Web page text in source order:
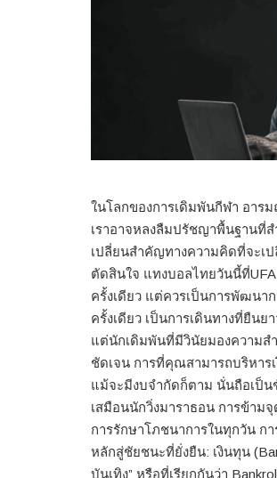
ในโลกของการเดิมพันกีฬา อาร
เราอาจหลงลืมปรัชญาพื้นฐานที่
เปลี่ยนสำคัญทางความคิดที่จะเ
ตัดสินใจ แทงบอลไทยวันนี้ที่
ครั้งเดียว แต่ควรเป็นการพัฒนา
ครั้งเดียว เป็นการเดินทางที่ยืนย
แต่นักเดิมพันที่มีวินัยมองความสำ
ชัดเจน การที่คุณสามารถบริหาร
แม้จะมีงบจำกัดก็ตาม นั่นถือเป็น
เสมือนนักวิ่งมาราธอน การข้าม
การรักษาโภชนาการในทุกวัน ก
หลักสู่ชัยชนะที่ยั่งยืน: เงินทุน
บันเทิง” หรือที่เรียกกันว่า